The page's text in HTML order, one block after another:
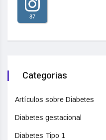
87
Categorias
Artículos sobre Diabetes
Diabetes gestacional
Diabetes Tipo 1